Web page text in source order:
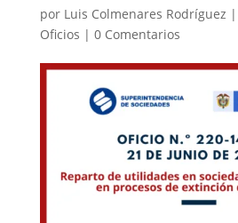
por Luis Colmenares Rodríguez |
Oficios | 0 Comentarios